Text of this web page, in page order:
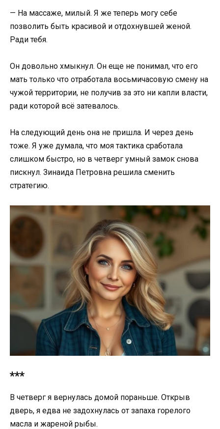
— На массаже, милый. Я же теперь могу себе
позволить быть красивой и отдохнувшей женой.
Ради тебя.
Он довольно хмыкнул. Он еще не понимал, что его
мать только что отработала восьмичасовую смену на
чужой территории, не получив за это ни капли власти,
ради которой всё затевалось.
На следующий день она не пришла. И через день
тоже. Я уже думала, что моя тактика сработала
слишком быстро, но в четверг умный замок снова
пискнул. Зинаида Петровна решила сменить
стратегию.
***
В четверг я вернулась домой пораньше. Открыв
дверь, я едва не задохнулась от запаха горелого
масла и жареной рыбы.